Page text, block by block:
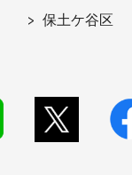
保土ケ谷区